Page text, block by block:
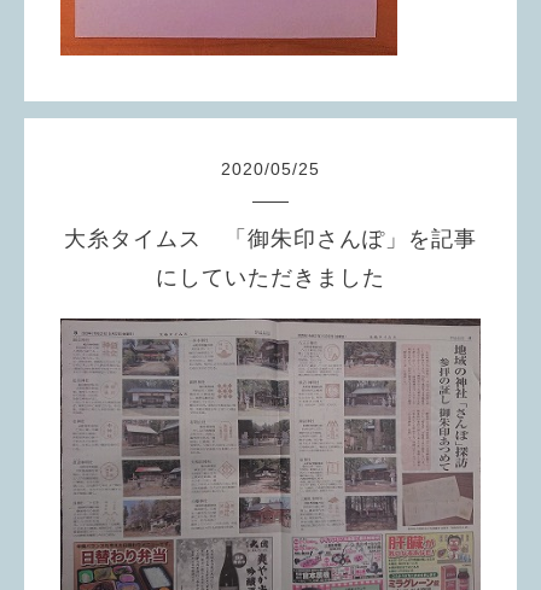
2020/05/25
大糸タイムス 「御朱印さんぽ」を記事
にしていただきました